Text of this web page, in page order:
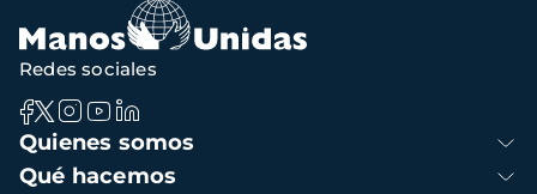
Navegación
principal
Quienes somos
Qué hacemos
Redes sociales